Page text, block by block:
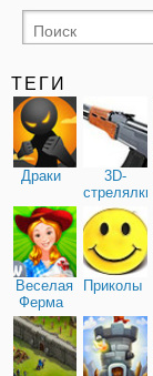
ТЕГИ
Драки
3D-
стрелялки
Веселая
Ферма
Приколы